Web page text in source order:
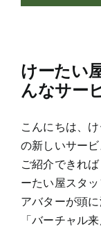
けーたい
んなサー
こんにちは、
の新しいサー
ご紹介できれ
ーたい屋スタ
アバターが頭
「バーチャル